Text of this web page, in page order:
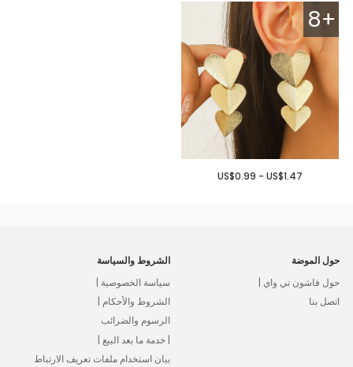
8+
US$0.99 - US$1.47
حول الموضة
حول فاشون تي واي |
اتصل بنا
الشروط والسياسة
سياسة الخصوصية |
الشروط والأحكام |
الرسوم والضرائب
| خدمة ما بعد البيع |
بيان استخدام ملفات تعريف الارتباط